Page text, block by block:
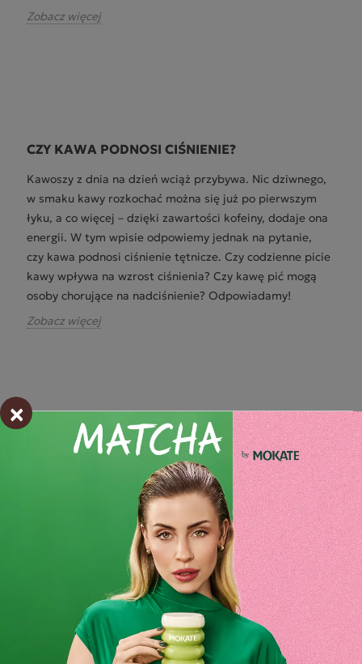
Zobacz więcej
CZY KAWA PODNOSI CIŚNIENIE?
Kawoszy z dnia na dzień wciąż przybywa. Nic dziwnego,
w smaku kawy rozkochać można się już po pierwszym
łyku, a co więcej – dzięki zawartości kofeiny, dodaje ona
energii. W tym wpisie odpowiemy jednak na pytanie,
czy kawa podnosi ciśnienie tętnicze. Czy codzienne picie
kawy wpływa na wzrost ciśnienia? Czy kawę pić mogą
osoby chorujące na nadciśnienie? Odpowiadamy!
Zobacz więcej
CZY KAWA JEST ZDROWA?
Kawa jest niewątpliwie jednym z najpopularniejszych
napojów w dziejach ludzkości. Badania wykazują, że na
świecie spożywanych jest około 2 mld filiżanek kawy
dziennie przez populację około 80% dorosłych ludzi.
Nie od dziś wiadomo, że filiżanka tego naparu w
codziennej diecie wpływa pozytywnie zarówno na nasze
zdrowie, jak i samopoczucie. Temat kawy bardzo często
przewija się w dyskusjach na temat ogólnego zdrowia
człowieka, a zdania nierzadko potrafią być podzielone.
Jeżeli chcesz dowiedzieć...
×